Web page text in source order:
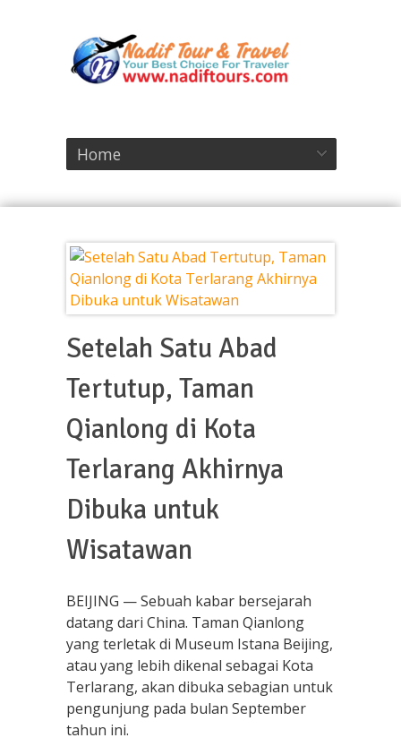
Home
Setelah Satu Abad
Tertutup, Taman
Qianlong di Kota
Terlarang Akhirnya
Dibuka untuk
Wisatawan
BEIJING — Sebuah kabar bersejarah
datang dari China. Taman Qianlong
yang terletak di Museum Istana Beijing,
atau yang lebih dikenal sebagai Kota
Terlarang, akan dibuka sebagian untuk
pengunjung pada bulan September
tahun ini.